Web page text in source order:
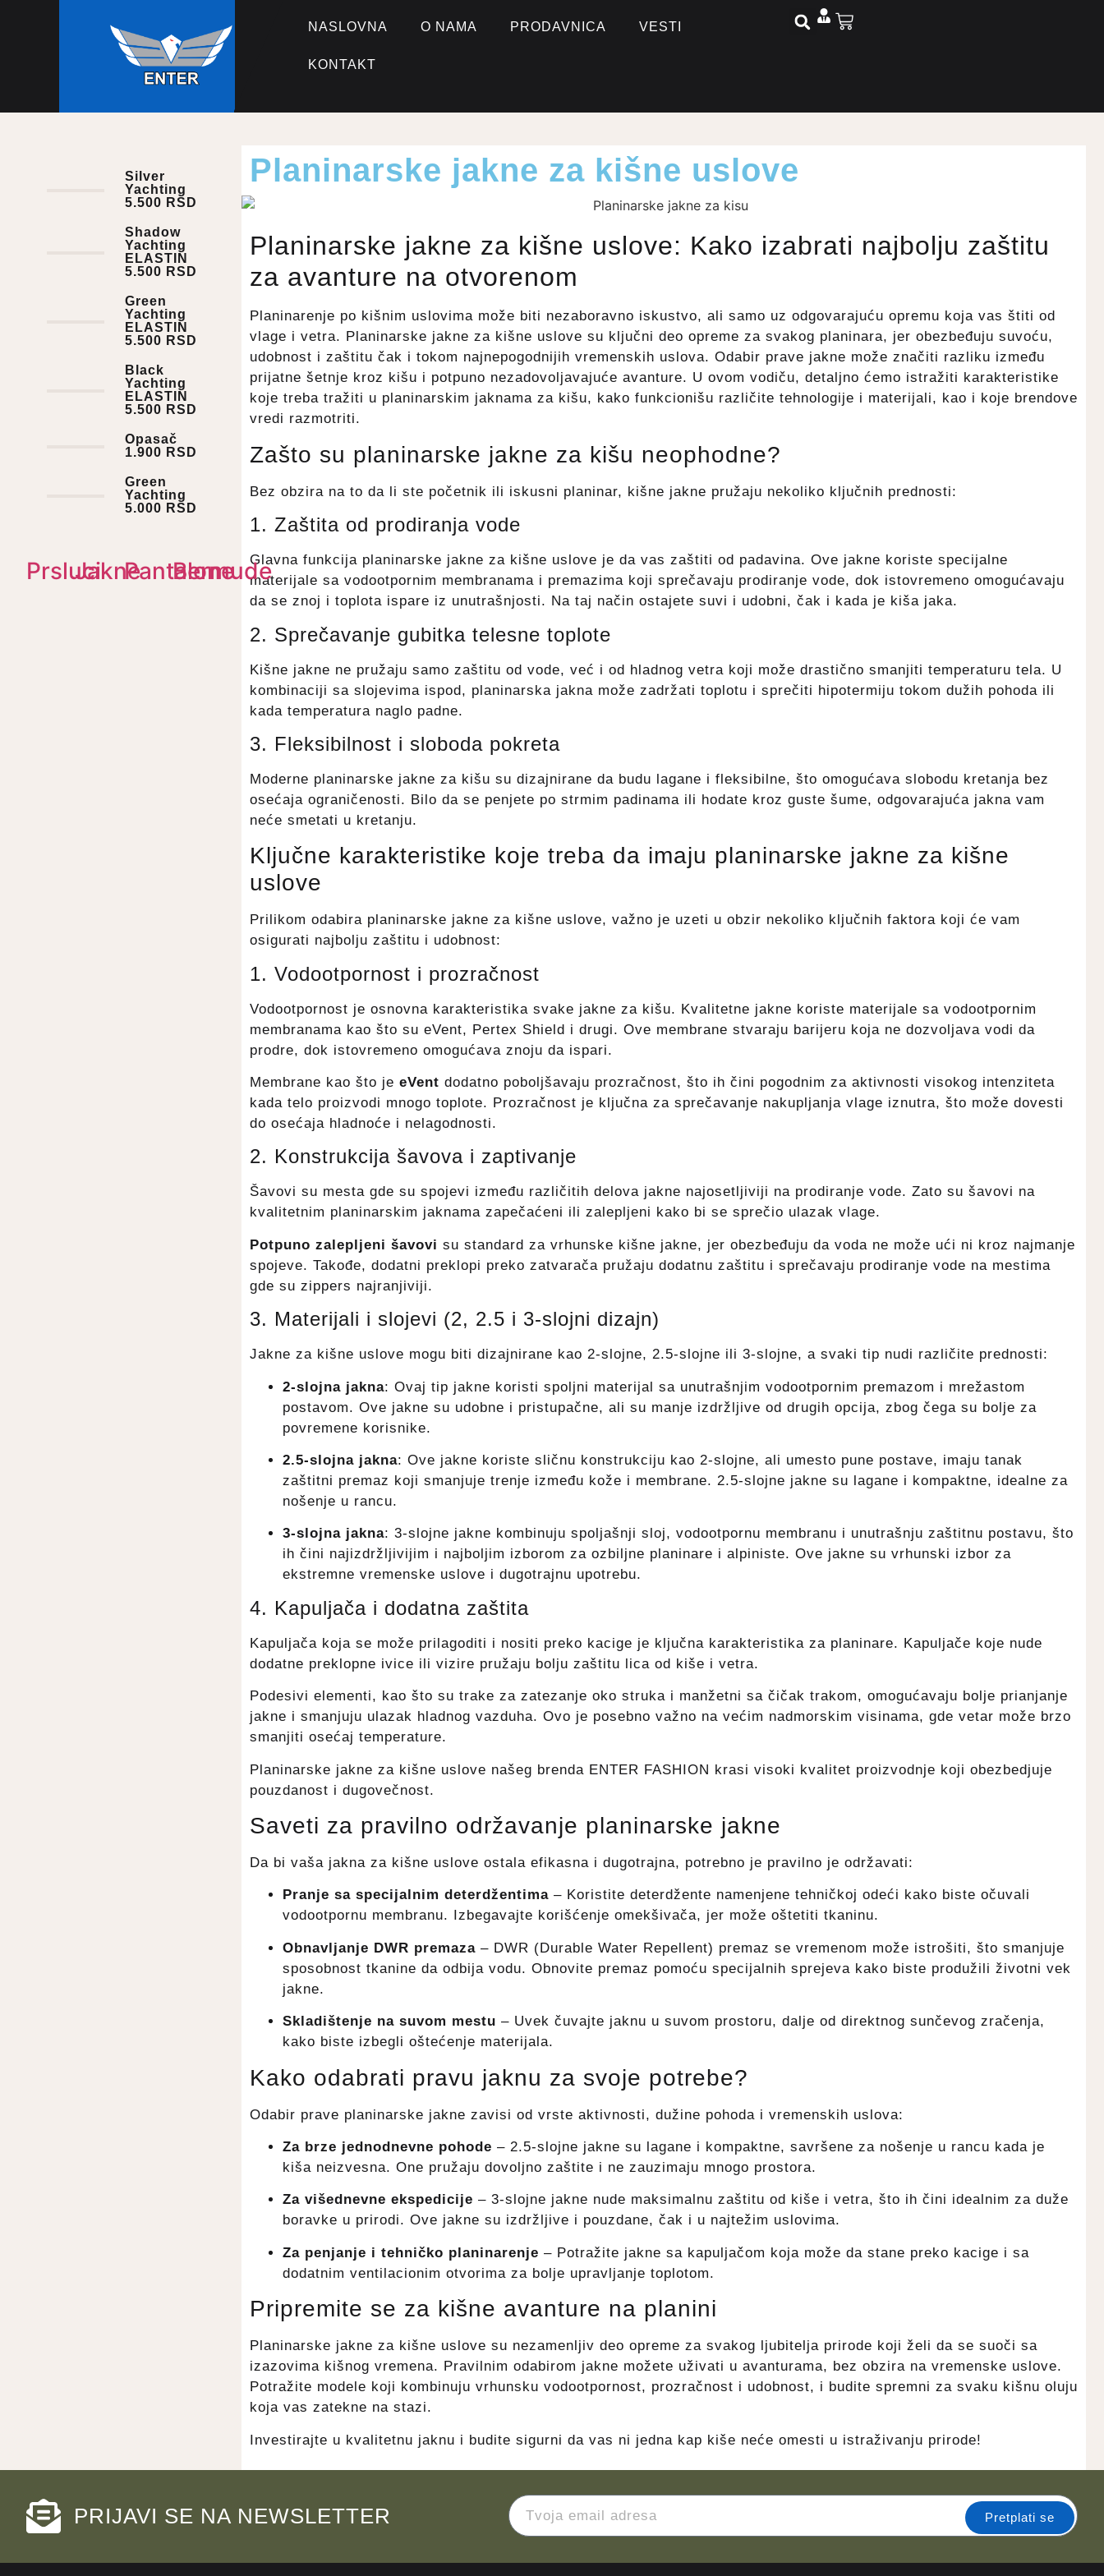
NASLOVNA O NAMA PRODAVNICA VESTI
KONTAKT
Silver
Yachting
5.500 RSD
Shadow
Yachting
ELASTIN
5.500 RSD
Green
Yachting
ELASTIN
5.500 RSD
Black
Yachting
ELASTIN
5.500 RSD
Opasač
1.900 RSD
Green
Yachting
5.000 RSD
PrsluciJaknePantalone
Bermude
Planinarske jakne za kišne uslove
Planinarske jakne za kišne uslove: Kako izabrati najbolju zaštitu
za avanture na otvorenom
Planinarenje po kišnim uslovima može biti nezaboravno iskustvo, ali samo uz odgovarajuću opremu koja vas štiti od
vlage i vetra. Planinarske jakne za kišne uslove su ključni deo opreme za svakog planinara, jer obezbeđuju suvoću,
udobnost i zaštitu čak i tokom najnepogodnijih vremenskih uslova. Odabir prave jakne može značiti razliku između
prijatne šetnje kroz kišu i potpuno nezadovoljavajuće avanture. U ovom vodiču, detaljno ćemo istražiti karakteristike
koje treba tražiti u planinarskim jaknama za kišu, kako funkcionišu različite tehnologije i materijali, kao i koje brendove
vredi razmotriti.
Zašto su planinarske jakne za kišu neophodne?
Bez obzira na to da li ste početnik ili iskusni planinar, kišne jakne pružaju nekoliko ključnih prednosti:
1. Zaštita od prodiranja vode
Glavna funkcija planinarske jakne za kišne uslove je da vas zaštiti od padavina. Ove jakne koriste specijalne
materijale sa vodootpornim membranama i premazima koji sprečavaju prodiranje vode, dok istovremeno omogućavaju
da se znoj i toplota ispare iz unutrašnjosti. Na taj način ostajete suvi i udobni, čak i kada je kiša jaka.
2. Sprečavanje gubitka telesne toplote
Kišne jakne ne pružaju samo zaštitu od vode, već i od hladnog vetra koji može drastično smanjiti temperaturu tela. U
kombinaciji sa slojevima ispod, planinarska jakna može zadržati toplotu i sprečiti hipotermiju tokom dužih pohoda ili
kada temperatura naglo padne.
3. Fleksibilnost i sloboda pokreta
Moderne planinarske jakne za kišu su dizajnirane da budu lagane i fleksibilne, što omogućava slobodu kretanja bez
osećaja ograničenosti. Bilo da se penjete po strmim padinama ili hodate kroz guste šume, odgovarajuća jakna vam
neće smetati u kretanju.
Ključne karakteristike koje treba da imaju planinarske jakne za kišne
uslove
Prilikom odabira planinarske jakne za kišne uslove, važno je uzeti u obzir nekoliko ključnih faktora koji će vam
osigurati najbolju zaštitu i udobnost:
1. Vodootpornost i prozračnost
Vodootpornost je osnovna karakteristika svake jakne za kišu. Kvalitetne jakne koriste materijale sa vodootpornim
membranama kao što su eVent, Pertex Shield i drugi. Ove membrane stvaraju barijeru koja ne dozvoljava vodi da
prodre, dok istovremeno omogućava znoju da ispari.
Membrane kao što je eVent dodatno poboljšavaju prozračnost, što ih čini pogodnim za aktivnosti visokog intenziteta
kada telo proizvodi mnogo toplote. Prozračnost je ključna za sprečavanje nakupljanja vlage iznutra, što može dovesti
do osećaja hladnoće i nelagodnosti.
2. Konstrukcija šavova i zaptivanje
Šavovi su mesta gde su spojevi između različitih delova jakne najosetljiviji na prodiranje vode. Zato su šavovi na
kvalitetnim planinarskim jaknama zapečaćeni ili zalepljeni kako bi se sprečio ulazak vlage.
Potpuno zalepljeni šavovi su standard za vrhunske kišne jakne, jer obezbeđuju da voda ne može ući ni kroz najmanje
spojeve. Takođe, dodatni preklopi preko zatvarača pružaju dodatnu zaštitu i sprečavaju prodiranje vode na mestima
gde su zippers najranjiviji.
3. Materijali i slojevi (2, 2.5 i 3-slojni dizajn)
Jakne za kišne uslove mogu biti dizajnirane kao 2-slojne, 2.5-slojne ili 3-slojne, a svaki tip nudi različite prednosti:
2-slojna jakna: Ovaj tip jakne koristi spoljni materijal sa unutrašnjim vodootpornim premazom i mrežastom
postavom. Ove jakne su udobne i pristupačne, ali su manje izdržljive od drugih opcija, zbog čega su bolje za
povremene korisnike.
2.5-slojna jakna: Ove jakne koriste sličnu konstrukciju kao 2-slojne, ali umesto pune postave, imaju tanak
zaštitni premaz koji smanjuje trenje između kože i membrane. 2.5-slojne jakne su lagane i kompaktne, idealne za
nošenje u rancu.
3-slojna jakna: 3-slojne jakne kombinuju spoljašnji sloj, vodootpornu membranu i unutrašnju zaštitnu postavu, što
ih čini najizdržljivijim i najboljim izborom za ozbiljne planinare i alpiniste. Ove jakne su vrhunski izbor za
ekstremne vremenske uslove i dugotrajnu upotrebu.
4. Kapuljača i dodatna zaštita
Kapuljača koja se može prilagoditi i nositi preko kacige je ključna karakteristika za planinare. Kapuljače koje nude
dodatne preklopne ivice ili vizire pružaju bolju zaštitu lica od kiše i vetra.
Podesivi elementi, kao što su trake za zatezanje oko struka i manžetni sa čičak trakom, omogućavaju bolje prianjanje
jakne i smanjuju ulazak hladnog vazduha. Ovo je posebno važno na većim nadmorskim visinama, gde vetar može brzo
smanjiti osećaj temperature.
Planinarske jakne za kišne uslove našeg brenda ENTER FASHION krasi visoki kvalitet proizvodnje koji obezbedjuje
pouzdanost i dugovečnost.
Saveti za pravilno održavanje planinarske jakne
Da bi vaša jakna za kišne uslove ostala efikasna i dugotrajna, potrebno je pravilno je održavati:
Pranje sa specijalnim deterdžentima – Koristite deterdžente namenjene tehničkoj odeći kako biste očuvali
vodootpornu membranu. Izbegavajte korišćenje omekšivača, jer može oštetiti tkaninu.
Obnavljanje DWR premaza – DWR (Durable Water Repellent) premaz se vremenom može istrošiti, što smanjuje
sposobnost tkanine da odbija vodu. Obnovite premaz pomoću specijalnih sprejeva kako biste produžili životni vek
jakne.
Skladištenje na suvom mestu – Uvek čuvajte jaknu u suvom prostoru, dalje od direktnog sunčevog zračenja,
kako biste izbegli oštećenje materijala.
Kako odabrati pravu jaknu za svoje potrebe?
Odabir prave planinarske jakne zavisi od vrste aktivnosti, dužine pohoda i vremenskih uslova:
Za brze jednodnevne pohode – 2.5-slojne jakne su lagane i kompaktne, savršene za nošenje u rancu kada je
kiša neizvesna. One pružaju dovoljno zaštite i ne zauzimaju mnogo prostora.
Za višednevne ekspedicije – 3-slojne jakne nude maksimalnu zaštitu od kiše i vetra, što ih čini idealnim za duže
boravke u prirodi. Ove jakne su izdržljive i pouzdane, čak i u najtežim uslovima.
Za penjanje i tehničko planinarenje – Potražite jakne sa kapuljačom koja može da stane preko kacige i sa
dodatnim ventilacionim otvorima za bolje upravljanje toplotom.
Pripremite se za kišne avanture na planini
Planinarske jakne za kišne uslove su nezamenljiv deo opreme za svakog ljubitelja prirode koji želi da se suoči sa
izazovima kišnog vremena. Pravilnim odabirom jakne možete uživati u avanturama, bez obzira na vremenske uslove.
Potražite modele koji kombinuju vrhunsku vodootpornost, prozračnost i udobnost, i budite spremni za svaku kišnu oluju
koja vas zatekne na stazi.
Investirajte u kvalitetnu jaknu i budite sigurni da vas ni jedna kap kiše neće omesti u istraživanju prirode!
PRIJAVI SE NA NEWSLETTER Pretplati se